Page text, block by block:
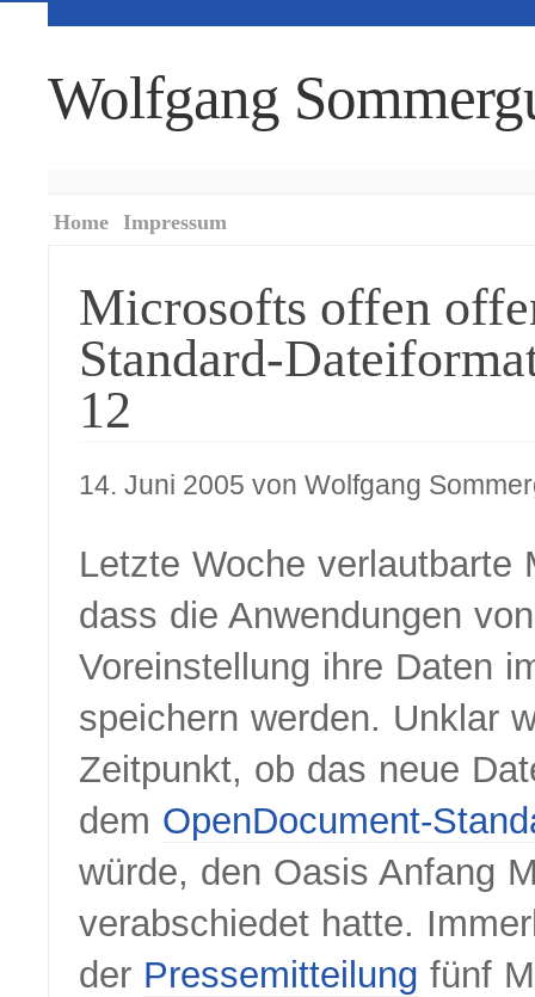
Wolfgang
Home Impressum
Microsofts offen
Standard-
12
14. Juni 2005 von Wolfgang
Letzte Woche verlautbarte
dass die Anwendungen
Voreinstellung ihre Daten
speichern werden. Unklar
Zeitpunkt, ob das neue
dem OpenDocument-
würde, den Oasis Anfang
verabschiedet hatte.
der Pressemitteilung fünf